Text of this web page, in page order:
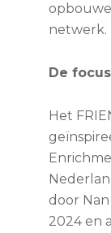
netwerk.
De
Het
door
2024 en